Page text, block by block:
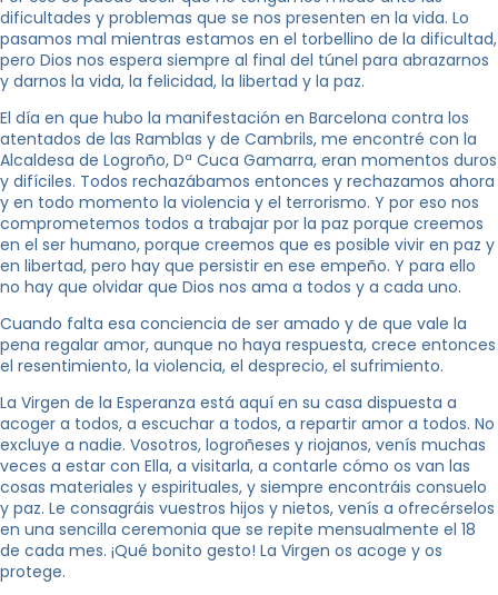
dificultades y problemas que se nos presenten en la vida. Lo
pasamos mal mientras estamos en el torbellino de la dificultad,
pero Dios nos espera siempre al final del túnel para abrazarnos
y darnos la vida, la felicidad, la libertad y la paz.
El día en que hubo la manifestación en Barcelona contra los
atentados de las Ramblas y de Cambrils, me encontré con la
Alcaldesa de Logroño, Dª Cuca Gamarra, eran momentos duros
y difíciles. Todos rechazábamos entonces y rechazamos ahora
y en todo momento la violencia y el terrorismo. Y por eso nos
comprometemos todos a trabajar por la paz porque creemos
en el ser humano, porque creemos que es posible vivir en paz y
en libertad, pero hay que persistir en ese empeño. Y para ello
no hay que olvidar que Dios nos ama a todos y a cada uno.
Cuando falta esa conciencia de ser amado y de que vale la
pena regalar amor, aunque no haya respuesta, crece entonces
el resentimiento, la violencia, el desprecio, el sufrimiento.
La Virgen de la Esperanza está aquí en su casa dispuesta a
acoger a todos, a escuchar a todos, a repartir amor a todos. No
excluye a nadie. Vosotros, logroñeses y riojanos, venís muchas
veces a estar con Ella, a visitarla, a contarle cómo os van las
cosas materiales y espirituales, y siempre encontráis consuelo
y paz. Le consagráis vuestros hijos y nietos, venís a ofrecérselos
en una sencilla ceremonia que se repite mensualmente el 18
de cada mes. ¡Qué bonito gesto! La Virgen os acoge y os
protege.